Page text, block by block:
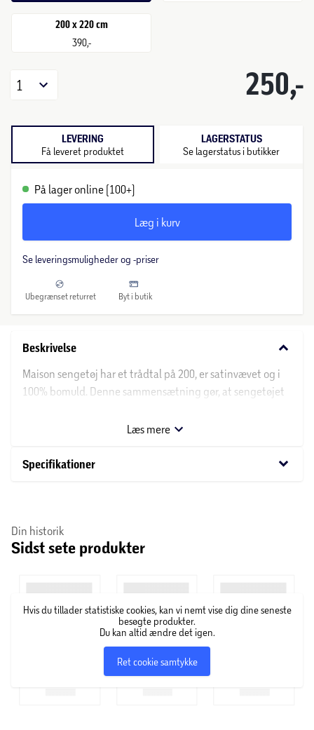
200 x 220 cm
390,-
250,-
1
LEVERING
Få leveret produktet
LAGERSTATUS
Se lagerstatus i butikker
På lager online (100+)
Læg i kurv
Se leveringsmuligheder og -priser
Ubegrænset returret Byt i butik
Beskrivelse keyboard_arrow_down
Maison sengetøj har et trådtal på 200, er satinvævet og i
100% bomuld. Denne sammensætning gør, at sengetøjet
hovedpudebetræk lukkes med lynlås. Det kan vaskes ved
inden brug. Trådtallet angiver antallet af vertikale og
Læs mere
Specifikationer keyboard_arrow_down
Din historik
Sidst sete produkter
Hvis du tillader statistiske cookies, kan vi nemt vise dig dine seneste
besøgte produkter.
Du kan altid ændre det igen.
Ret cookie samtykke